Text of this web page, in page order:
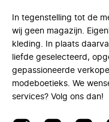
In tegenstelling tot de
wij geen magazijn.
kleding. In plaats
liefde geselecteerd,
gepassioneerde
modeboetieks. We
services? Volg ons dan!